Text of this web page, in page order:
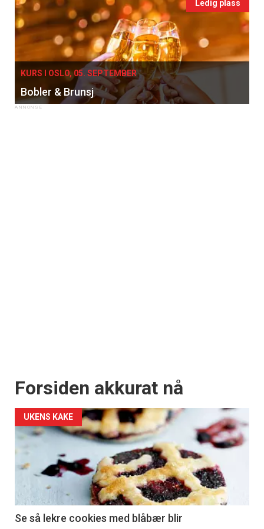
Ledig plass
KURS I OSLO, 05. SEPTEMBER
Bobler & Brunsj
Forsiden akkurat nå
UKENS KAKE
Se så lekre cookies med blåbær blir